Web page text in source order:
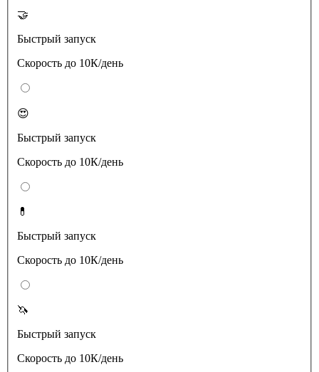
🤝
Быстрый запуск
Скорость до 10К/день
😍
Быстрый запуск
Скорость до 10К/день
💊
Быстрый запуск
Скорость до 10К/день
🦄
Быстрый запуск
Скорость до 10К/день